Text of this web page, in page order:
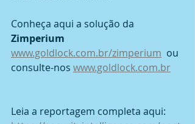
Conheça aqui a solução da
Zimperium
www.goldlock.com.br/zimperium
  ou
consulte-nos www.goldlock.com.br
Leia a reportagem completa aqui: